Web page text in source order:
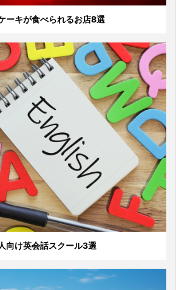
ーキが食べられるお店8選
向け英会話スクール3選